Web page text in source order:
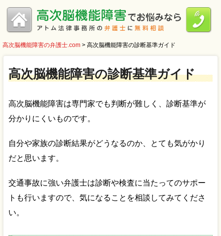
高次脳機能障害の弁護士.com > 高次脳機能障害の診断基準ガイド
高次脳機能障害の診断基準ガイド
高次脳機能障害は専門家でも判断が難しく、診断基準が
分かりにくいものです。
自分や家族の診断結果がどうなるのか、とても気がかり
だと思います。
交通事故に強い弁護士は診断や検査に当たってのサポー
トも行いますので、気になることを相談してみてくださ
い。